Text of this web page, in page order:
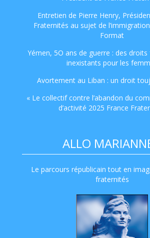
Entretien de Pierre Henry,
Fraternités au sujet de
Format
Yémen, 5O ans de guerre : des
inexistants pour les
Avortement au Liban : un droit
« Le collectif contre l’abandon du
d’activité 2025 France
ALLO
Le parcours républicain tout en
fraternités